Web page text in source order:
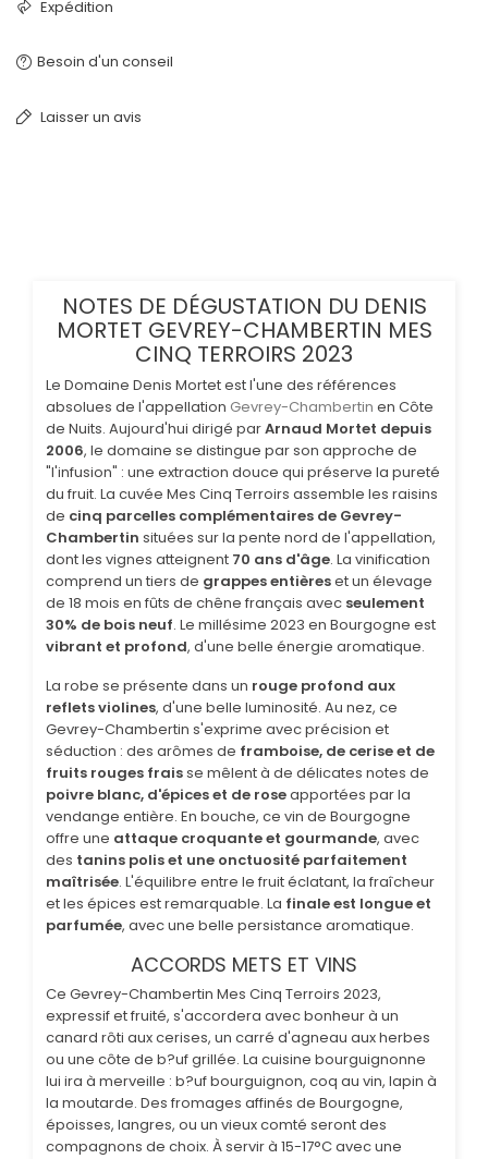
Expédition
Besoin d'un conseil
Laisser un avis
NOTES DE DÉGUSTATION DU DENIS
MORTET GEVREY-CHAMBERTIN MES
CINQ TERROIRS 2023
Le Domaine Denis Mortet est l'une des références
absolues de l'appellation Gevrey-Chambertin en Côte
de Nuits. Aujourd'hui dirigé parArnaud Mortet depuis
2006, le domaine se distingue par son approche de
"l'infusion" : une extraction douce qui préserve la pureté
du fruit. La cuvée Mes Cinq Terroirs assemble les raisins
de cinq parcelles complémentaires de Gevrey-
Chambertin situées sur la pente nord de l'appellation,
dont les vignes atteignent 70 ans d'âge. La vinification
comprend un tiers de grappes entièreset un élevage
de 18 mois en fûts de chêne français avec seulement
30% de bois neuf. Le millésime 2023 en Bourgogne est
vibrant et profond, d'une belle énergie aromatique.
La robe se présente dans un rouge profond aux
reflets violines, d'une belle luminosité. Au nez, ce
Gevrey-Chambertin s'exprime avec précision et
séduction : des arômes de framboise, de cerise et de
fruits rouges fraisse mêlent à de délicates notes de
poivre blanc, d'épices et de roseapportées par la
vendange entière. En bouche, ce vin de Bourgogne
offre une attaque croquante et gourmande, avec
des tanins polis et une onctuosité parfaitement
maîtrisée. L'équilibre entre le fruit éclatant, la fraîcheur
et les épices est remarquable. La finale est longue et
parfumée, avec une belle persistance aromatique.
ACCORDS METS ET VINS
Ce Gevrey-Chambertin Mes Cinq Terroirs 2023,
expressif et fruité, s'accordera avec bonheur à un
canard rôti aux cerises, un carré d'agneau aux herbes
ou une côte de b?uf grillée. La cuisine bourguignonne
lui ira à merveille : b?uf bourguignon, coq au vin, lapin à
la moutarde. Des fromages affinés de Bourgogne,
époisses, langres, ou un vieux comté seront des
compagnons de choix. À servir à 15-17°C avec une